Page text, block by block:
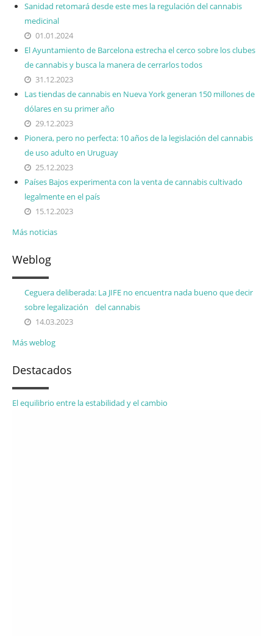
Sanidad retomará desde este mes la regulación del cannabis
medicinal
01.01.2024
El Ayuntamiento de Barcelona estrecha el cerco sobre los clubes
de cannabis y busca la manera de cerrarlos todos
31.12.2023
Las tiendas de cannabis en Nueva York generan 150 millones de
dólares en su primer año
29.12.2023
Pionera, pero no perfecta: 10 años de la legislación del cannabis
de uso adulto en Uruguay
25.12.2023
Países Bajos experimenta con la venta de cannabis cultivado
legalmente en el país
15.12.2023
Más noticias
Weblog
Ceguera deliberada: La JIFE no encuentra nada bueno que decir
sobre legalización del cannabis
14.03.2023
Más weblog
Destacados
El equilibrio entre la estabilidad y el cambio